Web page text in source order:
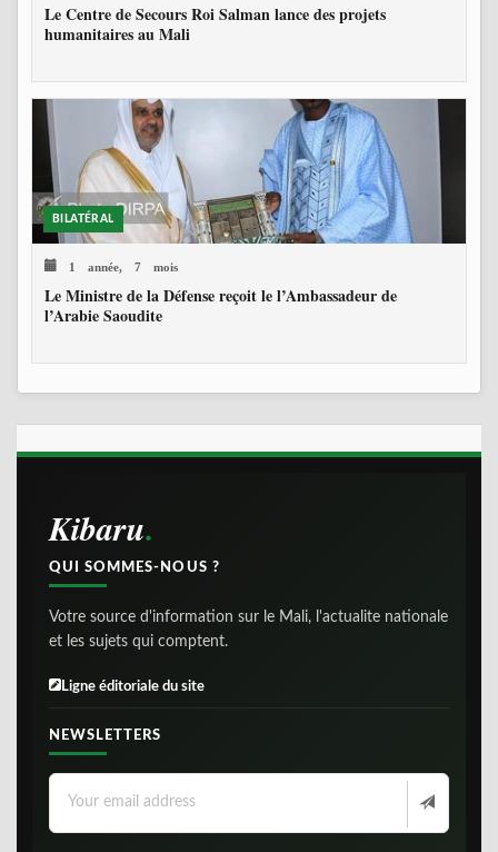
Le Centre de Secours Roi Salman lance des projets
humanitaires au Mali
BILATÉRAL
1 année, 7 mois
Le Ministre de la Défense reçoit le l’Ambassadeur de
l’Arabie Saoudite
Kibaru
QUI SOMMES-NOUS ?
Votre source d'information sur le Mali, l'actualite nationale
et les sujets qui comptent.
Ligne éditoriale du site
NEWSLETTERS